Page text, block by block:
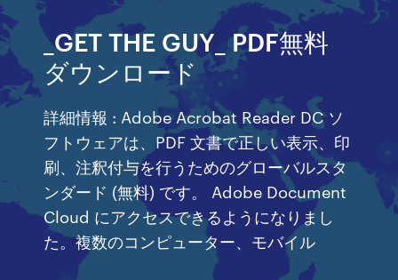
_GET THE GUY_ PDF無料
ダウンロード
詳細情報 : Adobe Acrobat Reader DC ソ
フトウェアは、PDF 文書で正しい表示、印
刷、注釈付与を行うためのグローバルスタ
ンダード (無料) です。 Adobe Document
Cloud にアクセスできるようになりまし
た。複数のコンピューター、モバイル